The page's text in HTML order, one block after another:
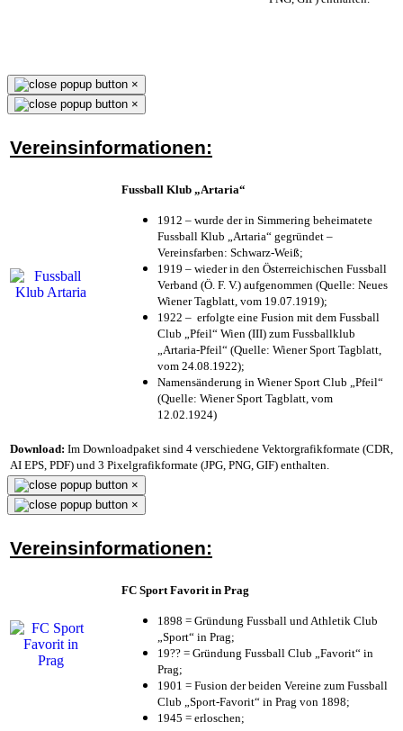
×
×
Vereinsinformationen:
Fussball Klub „Artaria“
1912 – wurde der in Simmering beheimatete
Fussball Klub „Artaria“ gegründet –
Vereinsfarben: Schwarz-Weiß;
1919 – wieder in den Österreichischen Fussball
Verband (Ö. F. V.) aufgenommen (Quelle: Neues
Wiener Tagblatt, vom 19.07.1919);
1922 – erfolgte eine Fusion mit dem Fussball
Club „Pfeil“ Wien (III) zum Fussballklub
„Artaria-Pfeil“ (Quelle: Wiener Sport Tagblatt,
vom 24.08.1922);
Namensänderung in Wiener Sport Club „Pfeil“
(Quelle: Wiener Sport Tagblatt, vom
12.02.1924)
Download: Im Downloadpaket sind 4 verschiedene Vektorgrafikformate (CDR,
AI EPS, PDF) und 3 Pixelgrafikformate (JPG, PNG, GIF) enthalten.
×
×
Vereinsinformationen:
FC Sport Favorit in Prag
1898 = Gründung Fussball und Athletik Club
„Sport“ in Prag;
19?? = Gründung Fussball Club „Favorit“ in
Prag;
1901 = Fusion der beiden Vereine zum Fussball
Club „Sport-Favorit“ in Prag von 1898;
1945 = erloschen;